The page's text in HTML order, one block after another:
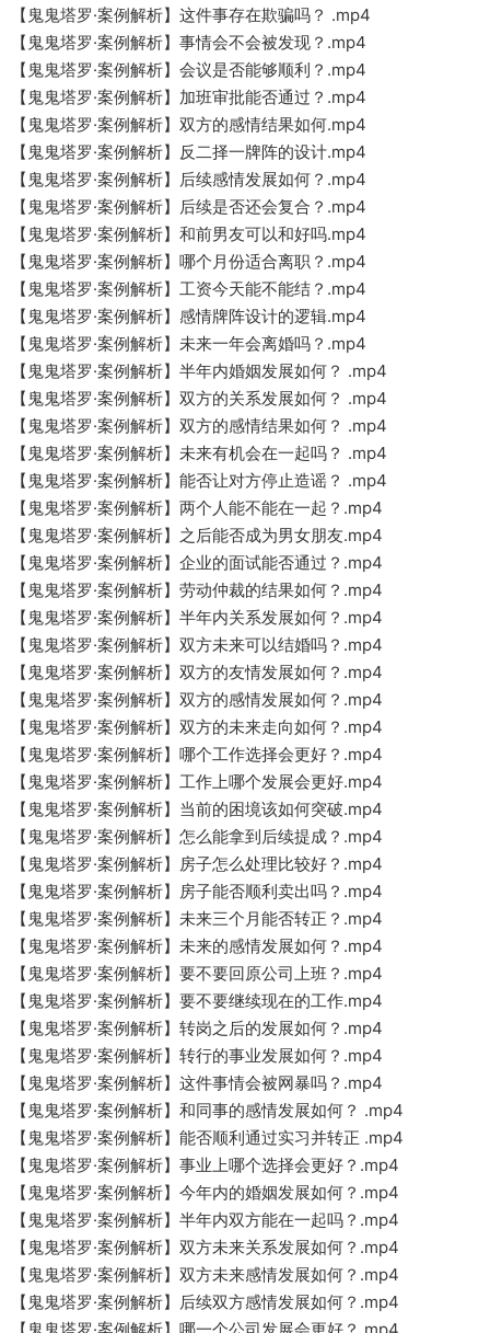
【鬼鬼塔罗·案例解析】这件事存在欺骗吗？ .mp4
【鬼鬼塔罗·案例解析】事情会不会被发现？.mp4
【鬼鬼塔罗·案例解析】会议是否能够顺利？.mp4
【鬼鬼塔罗·案例解析】加班审批能否通过？.mp4
【鬼鬼塔罗·案例解析】双方的感情结果如何.mp4
【鬼鬼塔罗·案例解析】反二择一牌阵的设计.mp4
【鬼鬼塔罗·案例解析】后续感情发展如何？.mp4
【鬼鬼塔罗·案例解析】后续是否还会复合？.mp4
【鬼鬼塔罗·案例解析】和前男友可以和好吗.mp4
【鬼鬼塔罗·案例解析】哪个月份适合离职？.mp4
【鬼鬼塔罗·案例解析】工资今天能不能结？.mp4
【鬼鬼塔罗·案例解析】感情牌阵设计的逻辑.mp4
【鬼鬼塔罗·案例解析】未来一年会离婚吗？.mp4
【鬼鬼塔罗·案例解析】半年内婚姻发展如何？ .mp4
【鬼鬼塔罗·案例解析】双方的关系发展如何？ .mp4
【鬼鬼塔罗·案例解析】双方的感情结果如何？ .mp4
【鬼鬼塔罗·案例解析】未来有机会在一起吗？ .mp4
【鬼鬼塔罗·案例解析】能否让对方停止造谣？ .mp4
【鬼鬼塔罗·案例解析】两个人能不能在一起？.mp4
【鬼鬼塔罗·案例解析】之后能否成为男女朋友.mp4
【鬼鬼塔罗·案例解析】企业的面试能否通过？.mp4
【鬼鬼塔罗·案例解析】劳动仲裁的结果如何？.mp4
【鬼鬼塔罗·案例解析】半年内关系发展如何？.mp4
【鬼鬼塔罗·案例解析】双方未来可以结婚吗？.mp4
【鬼鬼塔罗·案例解析】双方的友情发展如何？.mp4
【鬼鬼塔罗·案例解析】双方的感情发展如何？.mp4
【鬼鬼塔罗·案例解析】双方的未来走向如何？.mp4
【鬼鬼塔罗·案例解析】哪个工作选择会更好？.mp4
【鬼鬼塔罗·案例解析】工作上哪个发展会更好.mp4
【鬼鬼塔罗·案例解析】当前的困境该如何突破.mp4
【鬼鬼塔罗·案例解析】怎么能拿到后续提成？.mp4
【鬼鬼塔罗·案例解析】房子怎么处理比较好？.mp4
【鬼鬼塔罗·案例解析】房子能否顺利卖出吗？.mp4
【鬼鬼塔罗·案例解析】未来三个月能否转正？.mp4
【鬼鬼塔罗·案例解析】未来的感情发展如何？.mp4
【鬼鬼塔罗·案例解析】要不要回原公司上班？.mp4
【鬼鬼塔罗·案例解析】要不要继续现在的工作.mp4
【鬼鬼塔罗·案例解析】转岗之后的发展如何？.mp4
【鬼鬼塔罗·案例解析】转行的事业发展如何？.mp4
【鬼鬼塔罗·案例解析】这件事情会被网暴吗？.mp4
【鬼鬼塔罗·案例解析】和同事的感情发展如何？ .mp4
【鬼鬼塔罗·案例解析】能否顺利通过实习并转正 .mp4
【鬼鬼塔罗·案例解析】事业上哪个选择会更好？.mp4
【鬼鬼塔罗·案例解析】今年内的婚姻发展如何？.mp4
【鬼鬼塔罗·案例解析】半年内双方能在一起吗？.mp4
【鬼鬼塔罗·案例解析】双方未来关系发展如何？.mp4
【鬼鬼塔罗·案例解析】双方未来感情发展如何？.mp4
【鬼鬼塔罗·案例解析】后续双方感情发展如何？.mp4